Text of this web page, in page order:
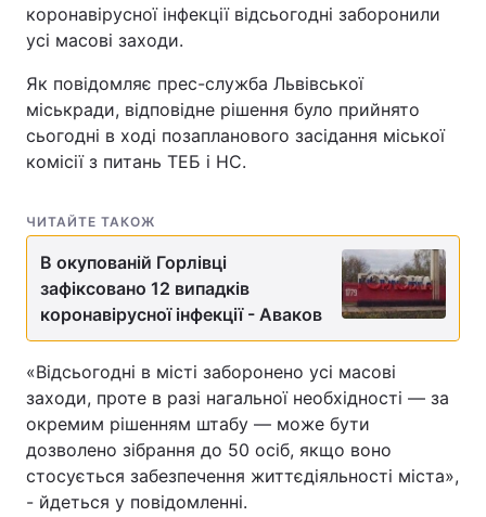
коронавірусної інфекції відсьогодні заборонили
усі масові заходи.
Як повідомляє прес-служба Львівської
міськради, відповідне рішення було прийнято
сьогодні в ході позапланового засідання міської
комісії з питань ТЕБ і НС.
ЧИТАЙТЕ ТАКОЖ
В окупованій Горлівці
зафіксовано 12 випадків
коронавірусної інфекції - Аваков
«Відсьогодні в місті заборонено усі масові
заходи, проте в разі нагальної необхідності — за
окремим рішенням штабу — може бути
дозволено зібрання до 50 осіб, якщо воно
стосується забезпечення життєдіяльності міста»,
- йдеться у повідомленні.